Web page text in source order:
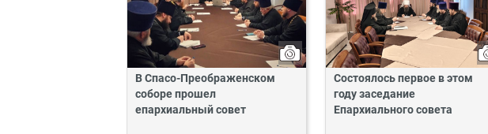
В Спасо-Преображенском
соборе прошел
епархиальный совет
Состоялось первое в этом
году заседание
Епархиального совета